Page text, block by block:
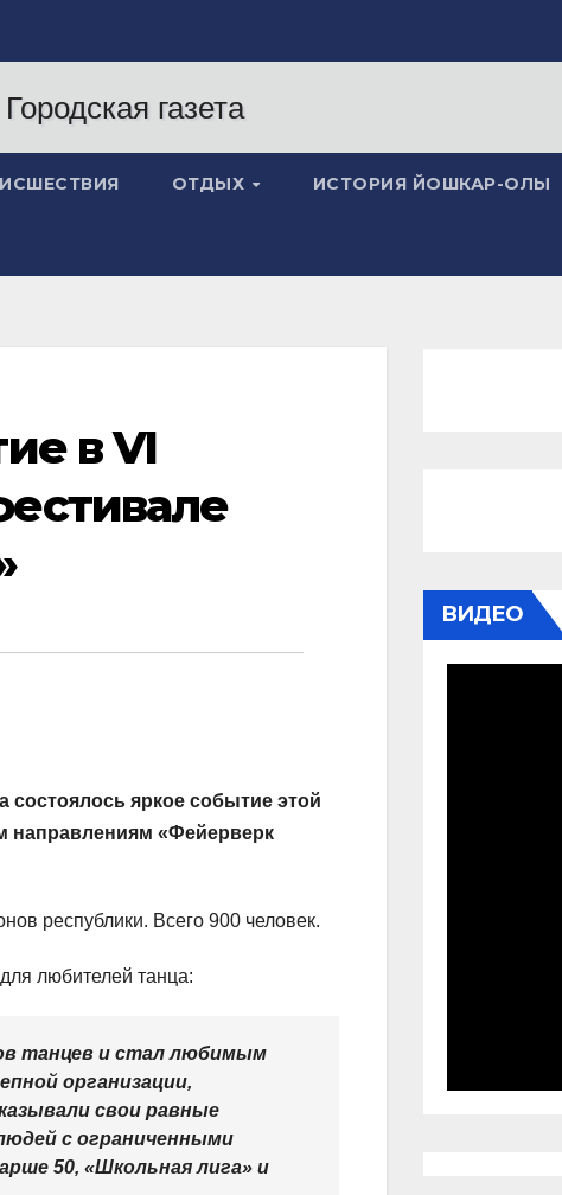
ОТДЫХ ИСТОРИЯ ЙОШКАР-ОЛЫ
в VI
яркое событие этой
направлениям «Фейерверк
республики. Всего 900 человек.
любителей танца:
танцев и стал любимым
организации,
свои равные
с ограниченными
50, «Школьная лига» и
ВИДЕО